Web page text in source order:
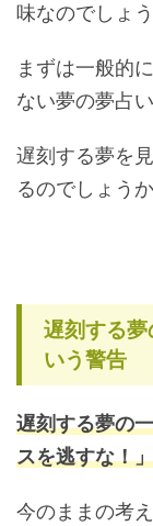
味なのでしょ
まずは一般的
ない夢の夢占
遅刻する夢を
るのでしょう
遅刻する夢
いう警告
遅刻する夢の
スを逃すな！
今のままの考